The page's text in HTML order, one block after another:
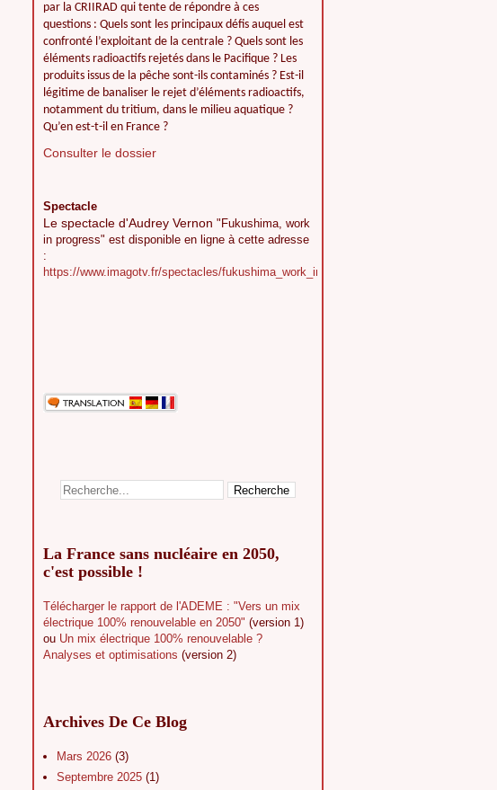
par la CRIIRAD qui tente de répondre à ces
questions : Quels sont les principaux défis auquel est
confronté l’exploitant de la centrale ? Quels sont les
éléments radioactifs rejetés dans le Pacifique ? Les
produits issus de la pêche sont-ils contaminés ? Est-il
légitime de banaliser le rejet d’éléments radioactifs,
notamment du tritium, dans le milieu aquatique ?
Qu’en est-t-il en France ?
Consulter le dossier
Spectacle
Le spectacle d'Audrey Vernon "Fukushima, work
in progress" est disponible en ligne à cette adresse
:
https://www.imagotv.fr/spectacles/fukushima_work_in_progress
La France sans nucléaire en 2050,
c'est possible !
Télécharger le rapport de l'ADEME : "Vers un mix
électrique 100% renouvelable en 2050" (version 1)
ou Un mix électrique 100% renouvelable ?
Analyses et optimisations (version 2)
Archives De Ce Blog
Mars 2026 (3)
Septembre 2025 (1)